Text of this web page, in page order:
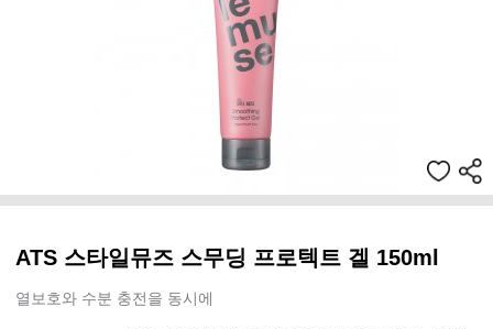
ATS 스타일뮤즈 스무딩 프로텍트 겔 150ml
열보호와 수분 충전을 동시에